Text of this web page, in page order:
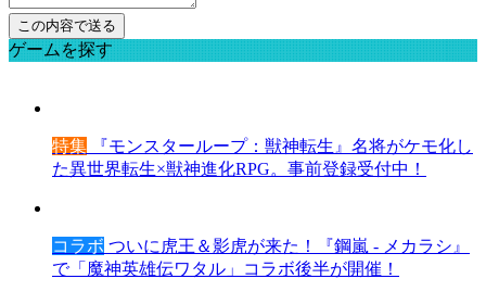
ゲームを探す
特集 『モンスターループ：獣神転生』名将がケモ化し
た異世界転生×獣神進化RPG。事前登録受付中！
コラボ ついに虎王＆影虎が来た！『鋼嵐 - メカラシ』
で「魔神英雄伝ワタル」コラボ後半が開催！